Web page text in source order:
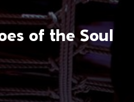
of the Soul